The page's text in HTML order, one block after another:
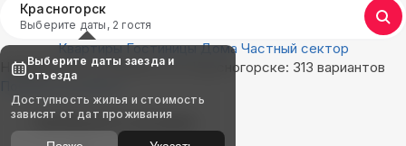
Красногорск
Выберите даты, 2 гостя
Квартиры Гостиницы Дома Частный сектор
Найдём, где остановиться в Красногорске: 313 вариантов
Показать на карте
Выбирайте лучшее
Выберите даты заезда и
отъезда
Доступность жилья и стоимость
зависят от дат проживания